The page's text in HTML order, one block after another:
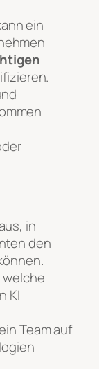
ein
in
den
welche
KI
Team auf